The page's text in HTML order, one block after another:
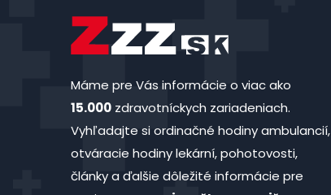
Máme pre Vás informácie o viac ako
15.000 zdravotníckych zariadeniach.
Vyhľadajte si ordinačné hodiny ambulancií,
otváracie hodiny lekární, pohotovosti,
články a ďalšie dôležité informácie pre